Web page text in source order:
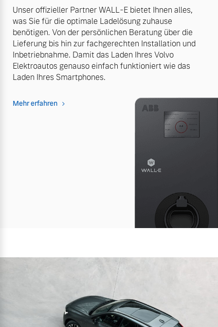
Unser offizieller Partner WALL-E bietet Ihnen alles,
was Sie für die optimale Ladelösung zuhause
benötigen. Von der persönlichen Beratung über die
Lieferung bis hin zur fachgerechten Installation und
Inbetriebnahme. Damit das Laden Ihres Volvo
Elektroautos genauso einfach funktioniert wie das
Laden Ihres Smartphones.
Mehr erfahren